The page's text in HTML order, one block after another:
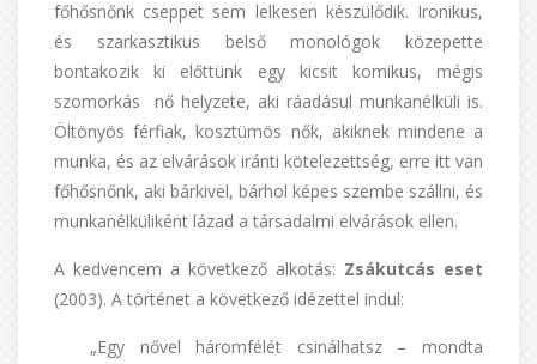
főhősnőnk cseppet sem lelkesen készülődik. Ironikus,
és szarkasztikus belső monológok közepette
bontakozik ki előttünk egy kicsit komikus, mégis
szomorkás nő helyzete, aki ráadásul munkanélküli is.
Öltönyös férfiak, kosztümös nők, akiknek mindene a
munka, és az elvárások iránti kötelezettség, erre itt van
főhősnőnk, aki bárkivel, bárhol képes szembe szállni, és
munkanélküliként lázad a társadalmi elvárások ellen.
A kedvencem a következő alkotás: Zsákutcás eset
(2003). A történet a következő idézettel indul:
„Egy nővel háromfélét csinálhatsz – mondta